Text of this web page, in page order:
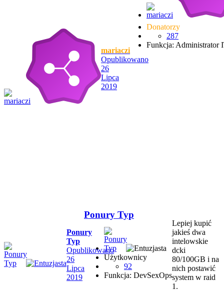
mariaczi
Opublikowano
26
Lipca
2019
Donatorzy
287
Funkcja: Administrator
Ponury
Typ
Opublikowano
26
Lipca
2019
Ponury Typ
Użytkownicy
92
Funkcja: DevSexOps
Lepiej kupić
jakieś dwa
intelowskie
dcki
80/100GB i na
nich postawić
system w raid
1.